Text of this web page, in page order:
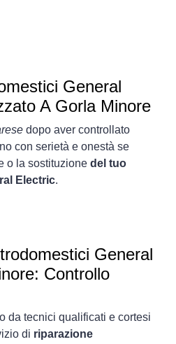
General
A Gorla Minore
dopo aver controllato
con serietà e onestà se
o la sostituzione del tuo
Electric.
General
Controllo
da tecnici qualificati e cortesi
di riparazione